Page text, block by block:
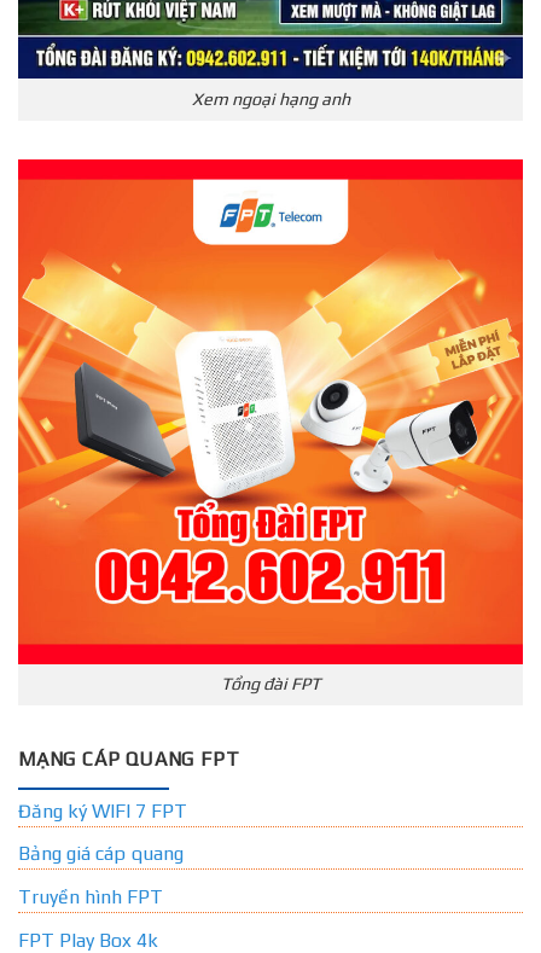
Xem ngoại hạng anh
Tổng đài FPT
MẠNG CÁP QUANG FPT
Đăng ký WIFI 7 FPT
Bảng giá cáp quang
Truyền hình FPT
FPT Play Box 4k